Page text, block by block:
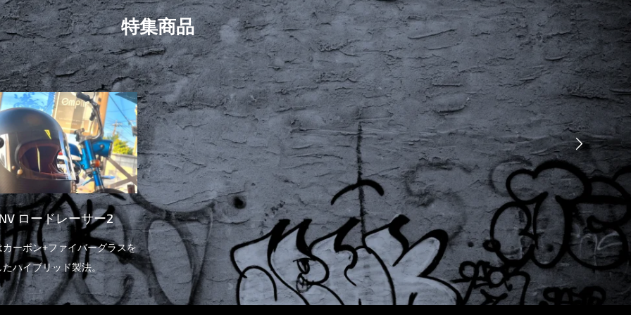
特集商品
ロードレーサー2
カーボン+ファイバーグラスを
ハイブリッド製法。